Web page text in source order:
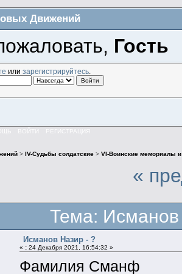
Движений
Гость
или зарегистрируйтесь.
ВОЙТИ РЕГИСТРАЦИЯ
> IV-Судьбы солдатские> VI-Воинские мемориалы и
«
Тема:
Исманов Назир - ?
« :24 Декабря 2021, 16:54:32 »
Фамилия Сманф